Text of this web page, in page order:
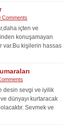
Comments
içten ve
konuşamayan
var.Bu kişilerin hassas
desin sevgi ve iyilik
dünyayı kurtaracak
Sevmek ve